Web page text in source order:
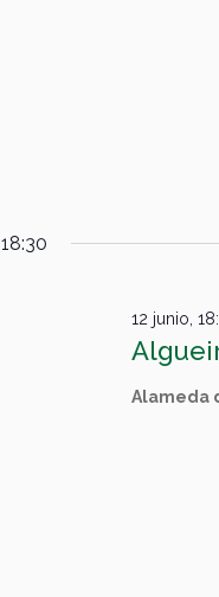
18:30
12 junio,
Alameda